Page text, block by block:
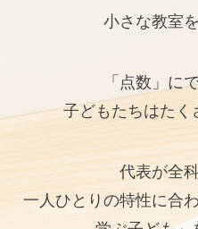
小さな教室
「点数」に
子どもたちはたく
代表が全
一人ひとりの特性に合